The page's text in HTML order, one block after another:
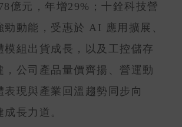
億元，年增29%；十銓科技營
勁動能，受惠於 AI 應用擴展、
模組出貨成長，以及工控儲存
，公司產品量價齊揚、營運動
表現與產業回溫趨勢同步向
成長力道。